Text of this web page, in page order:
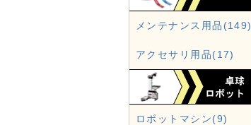
メンテナンス用品(149)
アクセサリ用品(17)
ロボットマシン(9)